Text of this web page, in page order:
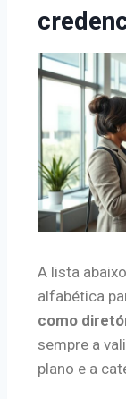
A lista
alfabética
como
sempre a
plano e a